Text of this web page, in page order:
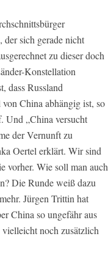
der sich gerade nicht
zu dieser doch
Konstellation
dass Russland
China abhängig ist, so
Und „China versucht
der Vernunft zu
Oertel erklärt. Wir sind
vorher. Wie soll man auch
Die Runde weiß dazu
Jürgen Trittin hat
China so ungefähr aus
noch zusätzlich